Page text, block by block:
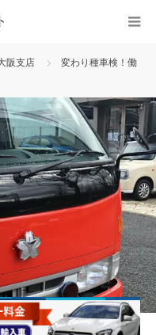
阪支店
変わり種車検！働